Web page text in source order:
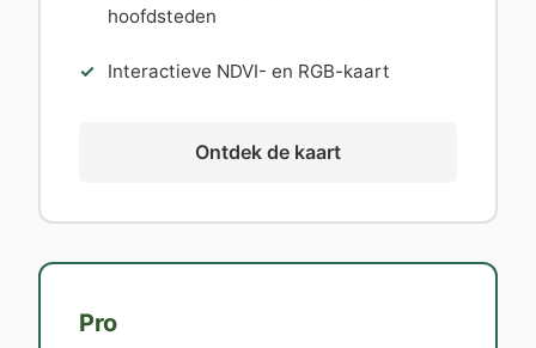
hoofdsteden
Interactieve NDVI- en RGB-kaart
Ontdek de kaart
Pro